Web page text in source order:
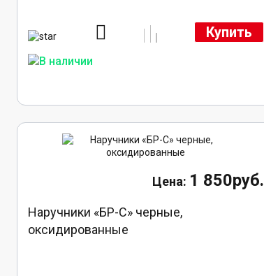
Купить
1 850руб.
Наручники «БР-С» черные,
оксидированные